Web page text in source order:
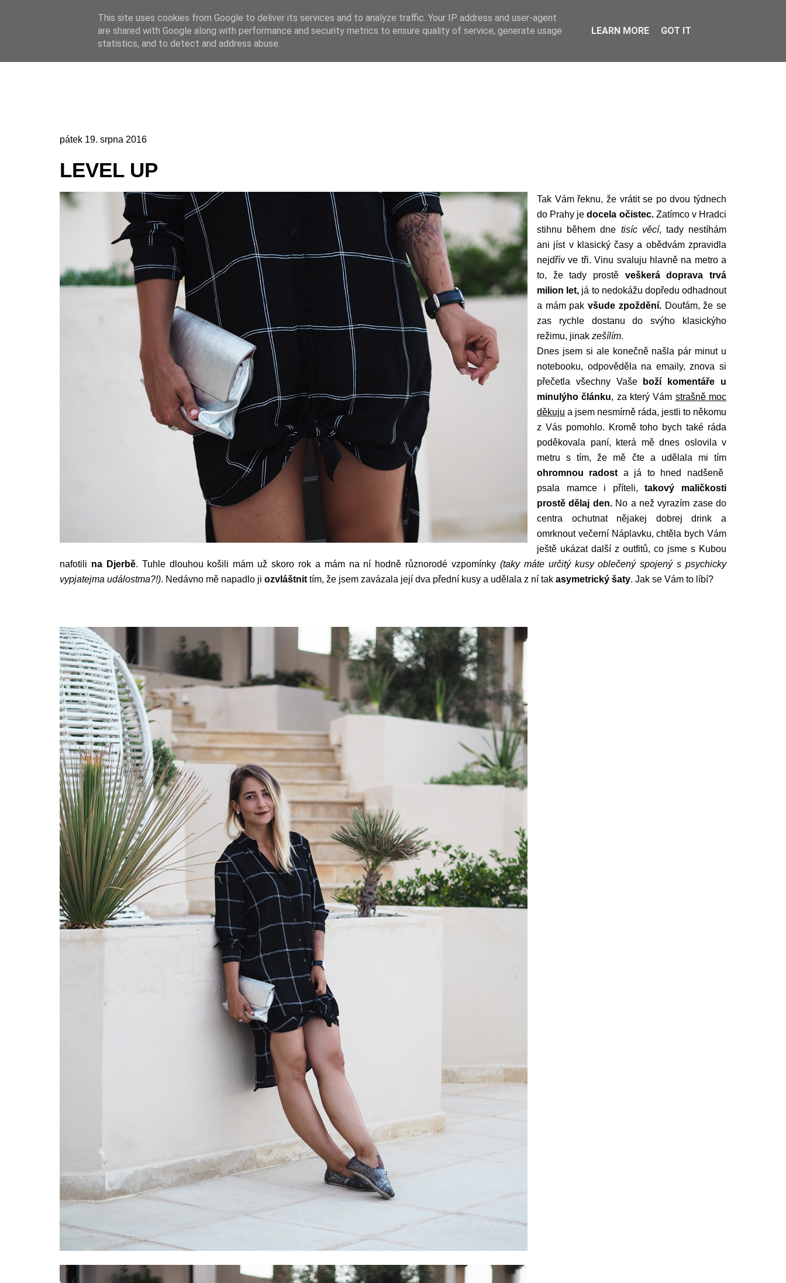
Online casino
Online casino CZ
pátek 19. srpna 2016
LEVEL UP
Tak Vám řeknu, že vrátit se po dvou týdnech
do Prahy jedocela očistec. Zatímco v Hradci
stihnu během dne tisíc věcí, tady nestíhám
ani jíst v klasický časy a obědvám zpravidla
nejdřív ve tři. Vinu svaluju hlavně na metro a
to, že tady prostě veškerá doprava trvá
milion let, já to nedokážu dopředu odhadnout
a mám pakvšude zpoždění.Doufám, že se
zas rychle dostanu do svýho klasickýho
režimu, jinak zešílím.
Dnes jsem si ale konečně našla pár minut u
notebooku, odpověděla na emaily, znova si
přečetla všechny Vaše
boží komentáře u
minulýho článku, za který Vám strašně moc
děkuju a jsem nesmírně ráda, jestli to někomu
z Vás pomohlo. Kromě toho bych také ráda
poděkovala paní, která mě dnes oslovila v
metru s tím, že mě čte a udělala mi tím
ohromnou radost a já to hned nadšeně
psala mamce i příteli, takový maličkosti
prostě dělaj den.No a než vyrazím zase do
centra ochutnat nějakej dobrej drink a
omrknout večerní Náplavku, chtěla bych Vám
ještě ukázat další z outfitů, co jsme s Kubou
nafotili na Djerbě. Tuhle dlouhou košili mám už skoro rok a mám na ní hodně různorodé vzpomínky (taky máte určitý kusy oblečený spojený s psychicky
vypjatejma událostma?!). Nedávno mě napadlo ji ozvláštnit tím, že jsem zavázala její dva přední kusy a udělala z ní tak asymetrický šaty. Jak se Vám to líbí?
This site uses cookies from Google to deliver its services and to analyze traffic. Your IP address and user-agent
are shared with Google along with performance and security metrics to ensure quality of service, generate usage
statistics, and to detect and address abuse.
LEARN MORE GOT IT